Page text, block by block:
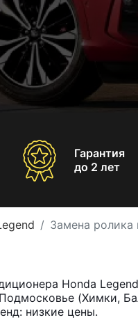
Гарантия
до 2 лет
Замена ролика
Honda
(Химки,
низкие цены.